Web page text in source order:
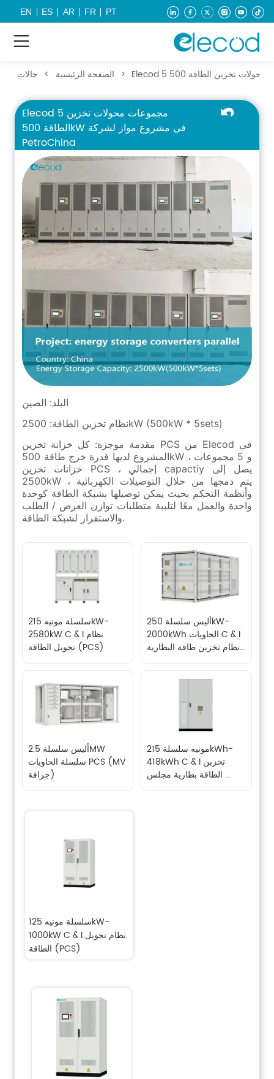
EN ES AR FR PT
الصفحة الرئيسية > حالات >
Elecod 5 مجموعات محولات تخزين
الطاقة 500kW في مشروع مواز لشركة
PetroChina
سلسلة مونيه 215kW-
2580kW C & I نظام
تحويل الطاقة (PCS)
أليس سلسلة 250kW-
2000kWh الحاويات C & I
نظام تخزين طاقة البطارية
أليس سلسلة 2.5MW
سلسلة الحاويات PCS (MV
جرافة)
مونيه سلسلة 215kWh-
418kWh C & I تخزين
الطاقة بطارية مجلس
سلسلة مونيه 125kW-
1000kW C & I نظام تحويل
الطاقة (PCS)